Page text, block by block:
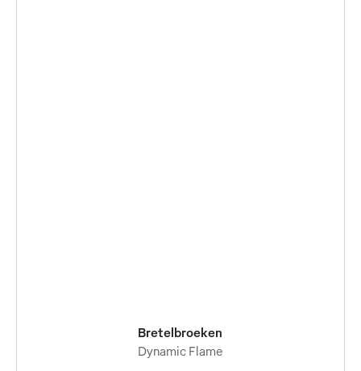
Bretelbroeken
Dynamic Flame